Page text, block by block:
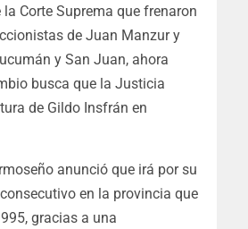
Corte Suprema que frenaron
de Juan Manzur y
y San Juan, ahora
busca que la Justicia
de Gildo Insfrán en
anunció que irá por su
en la provincia que
gracias a una